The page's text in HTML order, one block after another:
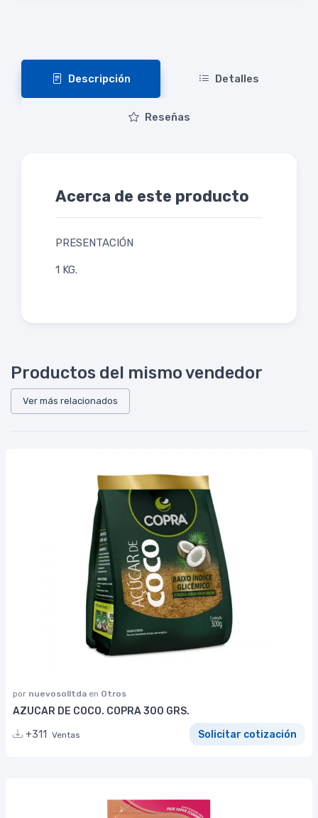
Descripción Detalles
Reseñas
Acerca de este producto
PRESENTACIÓN
1 KG.
Productos del mismo vendedor
Ver más relacionados
por nuevosolltda en Otros
AZUCAR DE COCO. COPRA 300 GRS.
+311
Ventas Solicitar cotización